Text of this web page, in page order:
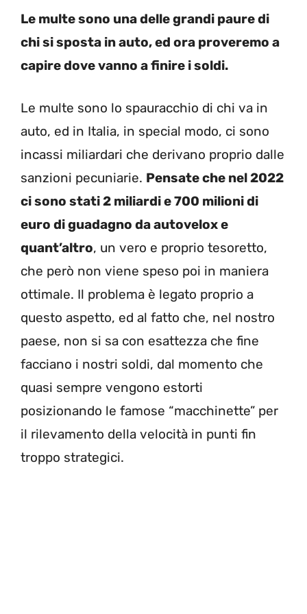
Le multe sono una delle grandi paure di
chi si sposta in auto, ed ora proveremo a
capire dove vanno a finire i soldi.
Le multe sono lo spauracchio di chi va in
auto, ed in Italia, in special modo, ci sono
incassi miliardari che derivano proprio dalle
sanzioni pecuniarie. Pensate che nel 2022
ci sono stati 2 miliardi e 700 milioni di
euro di guadagno da autovelox e
quant’altro, un vero e proprio tesoretto,
che però non viene speso poi in maniera
ottimale. Il problema è legato proprio a
questo aspetto, ed al fatto che, nel nostro
paese, non si sa con esattezza che fine
facciano i nostri soldi, dal momento che
quasi sempre vengono estorti
posizionando le famose “macchinette” per
il rilevamento della velocità in punti fin
troppo strategici.